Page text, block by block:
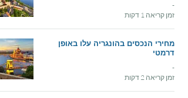
-
זמן קריאה 1 דקות
מחירי הנכסים בהונגריה עלו באופן
דרמטי
-
זמן קריאה 2 דקות